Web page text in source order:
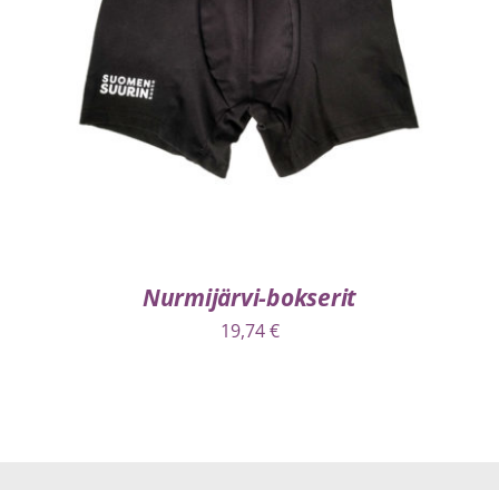
VALITSE VAIHTOEHDOISTA LISÄTIEDOT
Nurmijärvi-bokserit
19,74€